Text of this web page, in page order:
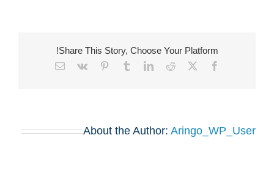
Share This Story, Choose Your Platform!
Facebook
X
Reddit
LinkedIn
Tumblr
Pinterest
Vk
Email
About the Author: Aringo_WP_User